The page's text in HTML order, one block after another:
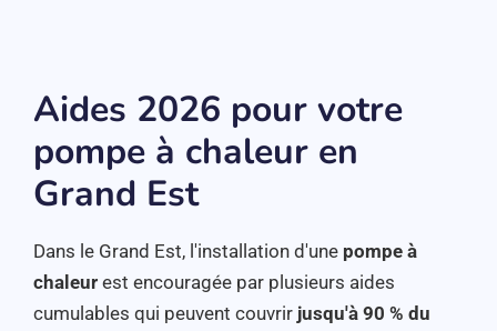
Aides 2026 pour votre
pompe à chaleur en
Grand Est
Dans le Grand Est, l'installation d'une pompe à
chaleur est encouragée par plusieurs aides
cumulables qui peuvent couvrir jusqu'à 90 % du